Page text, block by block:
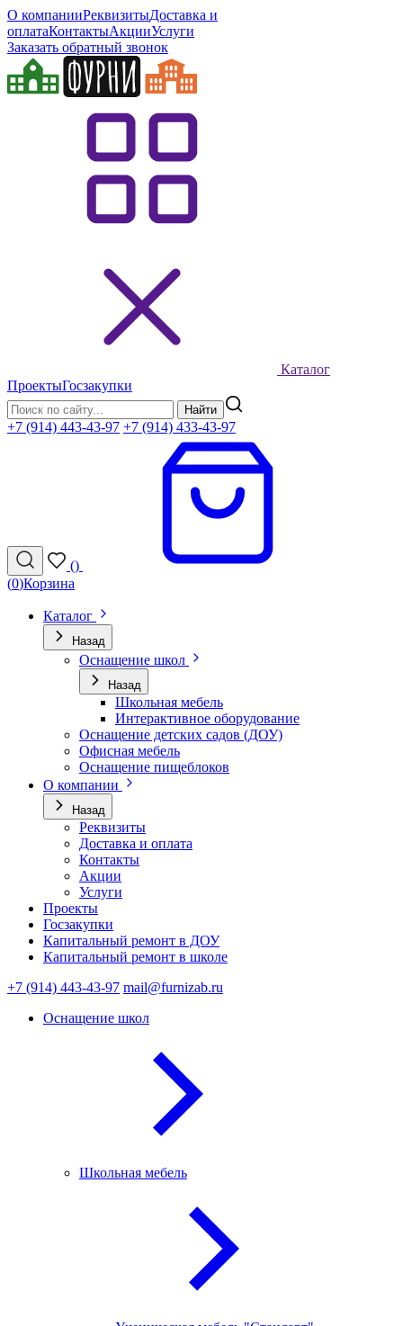
О компанииРеквизитыДоставка и
оплатаКонтактыАкцииУслуги
Заказать обратный звонок
Каталог
ПроектыГосзакупки
Найти
+7 (914) 443-43-97 +7 (914) 433-43-97
()
(0)Корзина
Каталог
Назад
Оснащение школ
Назад
Школьная мебель
Интерактивное оборудование
Оснащение детских садов (ДОУ)
Офисная мебель
Оснащение пищеблоков
О компании
Назад
Реквизиты
Доставка и оплата
Контакты
Акции
Услуги
Проекты
Госзакупки
Капитальный ремонт в ДОУ
Капитальный ремонт в школе
+7 (914) 443-43-97 mail@furnizab.ru
Оснащение школ
Школьная мебель